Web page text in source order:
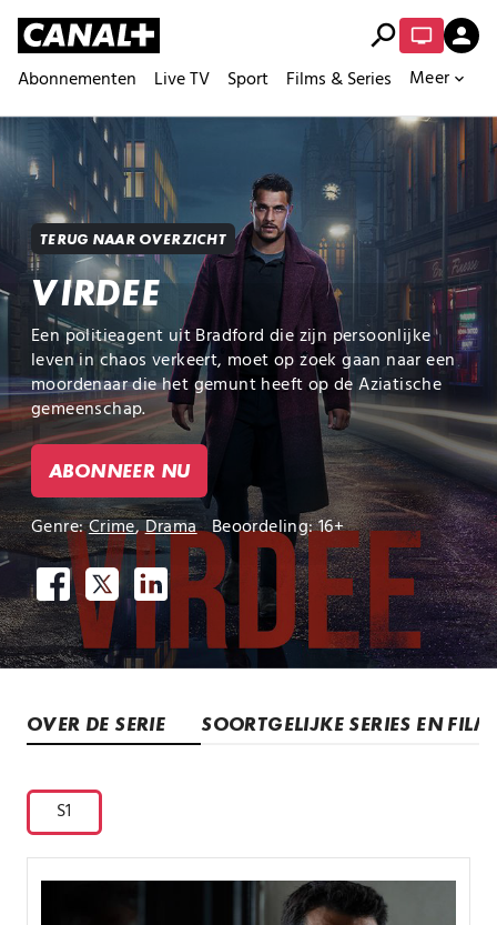
Abonnementen Live TV Sport Films & Series Meer expand_more
search person
TERUG NAAR OVERZICHT
VIRDEE
Een politieagent uit Bradford die zijn persoonlijke
leven in chaos verkeert, moet op zoek gaan naar een
moordenaar die het gemunt heeft op de Aziatische
gemeenschap.
ABONNEER NU
Genre:Crime,Drama Beoordeling: 16+
OVER DE SERIE SOORTGELIJKE SERIES EN
S1